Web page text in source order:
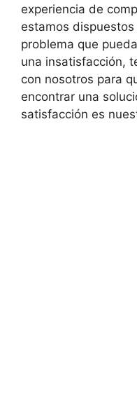
experiencia de
estamos
problema que
una insatisfacción,
con nosotros para
encontrar una
satisfacción es